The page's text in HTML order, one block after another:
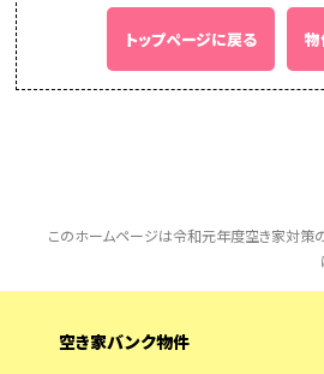
トップページに戻る 物
このホームページは令和元年度空き家対策
空き家バンク物件